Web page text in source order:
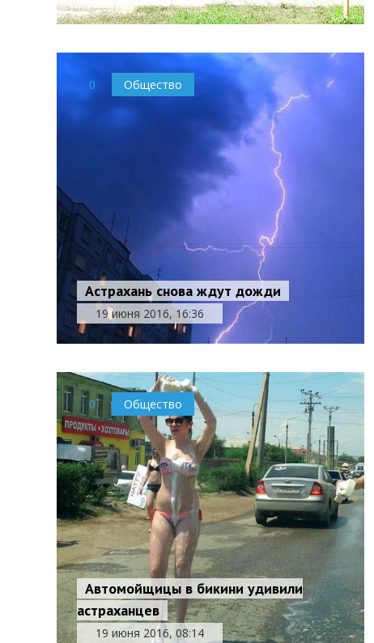
0 Общество
Астрахань снова ждут дожди
19 июня 2016, 16:36
0 Общество
Автомойщицы в бикини удивили
астраханцев
19 июня 2016, 08:14